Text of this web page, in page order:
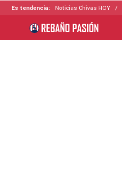
Es tendencia: Noticias Chivas HOY